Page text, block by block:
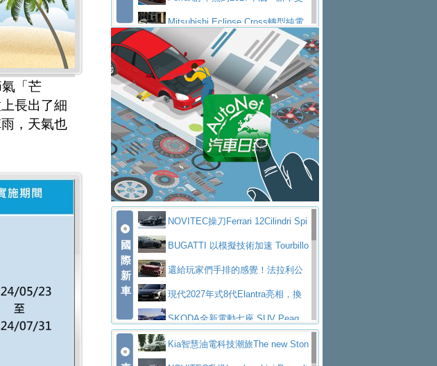
「芒
長出了細
，天氣也
SO Super Great今日在台登場，結合先進安
全輔助科技
ntis四品牌經銷權，全新多品牌旗艦展示中
心開幕啟用
屏東特搜大隊再添新利器 SITRAK
救助器材車買氣不衰、SUZUKI經銷商勇於開啟
全新大店，新北都鈴木占地500坪土城旗艦
展示中心開幕
2025第七屆ISUZU運轉職人挑戰賽
熱血登場 展現極致車技與專業職人精神
H2GP世界總決賽圓滿落幕 台灣團
隊表現精彩淨零減碳指標性應用 純電動水泥預
拌車 消防車除了滅火裝備還需要什麼？
一探SITRAK “準” 消防車的究竟
大益金龍初試啼聲，汽柴油5噸貨車
不是對手正宗年鑑2025年全球自動車年鑑1月
下旬問世！2024第六屆ISUZU運轉職人挑戰賽
首度前進南台灣熱烈開戰
豪華電能休旅新星 Audi Q4 Sportba
ck 55 e-tron S lineScania Taiwan 逆風而行，加深力
道投資布局
付至少得等一年以上
Mitsubishi Eclipse Cross轉型純電
休旅 87kWh電池續航超過600公里
全新BMW 318i Touring豪華旅行車
全台限量200台 進化現型
不等零關稅的紅利，Jeep品牌今日
起展開首批車交車
Volvo EX60 即將叩關，靜肅性、底
盤與數位介面搶先揭露
Audi Q9 將於 2026 年底上市 旗艦
大型 SUV 鎖定七人座豪華市場
BMW攜手漫威電影【蜘蛛人：重生
日】 Skoda 發表全新 Peaq 內裝：七人
座純電旗艦 SUV，行李廂最大可達 935 公
升
全新純電 Mercedes-Benz C 400 4
MATIC Electric 登場
奢華與科技大躍進，MAZDA全新3
代CX-5全方位進化提前亮相並展開預售94.9
萬起
馬自達公布 2027 年式 MX-5 更
新，新增 Yakudo 特別版
Skoda Peaq 發表全新電動動力系
統 最長續航逾 640 公里、支援雙向供電
BMW M2 首度導入 xDrive 四驅，
美國與瑞士需求成關鍵推手
The all-new T-Roc 魅力 自成焦點
Maserati GT2 Stradale「Tribute to
MC12」全球首度亮相
迎接 RANGE ROVER 品牌家族第
國
際
新
車
NOVITEC操刀Ferrari 12Cilindri Spi
der 碳纖維空力、鍛造輪圈與Inconel排氣
上身
BUGATTI 以模擬技術加速 Tourbillo
n 動態開發還給玩家們手排的感覺！法拉利公
布12Cilidri Manaule手排超跑產品細節
現代2027年式8代Elantra亮相，換
裝更銳利的造型、更先進的資訊娛樂系統及
更高效的動力
SKODA全新電動七座 SUV Peaq
問世，擁有品牌史上最寬敞且豪華的座艙
AUDI推出首款高性能油電超跑Nuvo
Kia智慧油電科技潮旅The new Ston